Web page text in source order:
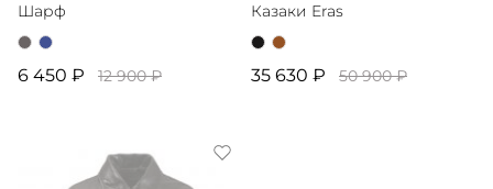
Шарф
6 450 ₽ 12 900 ₽
Казаки Eras
35 630 ₽ 50 900 ₽